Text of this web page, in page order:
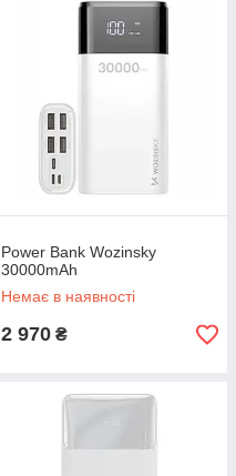
Power Bank Wozinsky
30000mAh
Немає в наявності
2 970 ₴